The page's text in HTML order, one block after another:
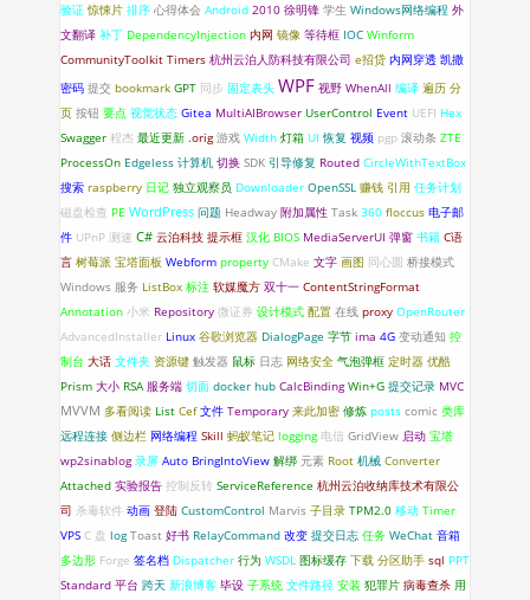
验证 惊悚片 排序 心得体会 Android 2010 徐明锋 学生 Windows网络编程 外
文翻译 补丁 DependencyInjection 内网 镜像 等待框 IOC Winform
CommunityToolkit Timers 杭州云泊人防科技有限公司 e招贷 内网穿透 凯撒
密码 提交 bookmark GPT 同步 固定表头 WPF 视野 WhenAll 编译 遍历 分
页 按钮 要点 视觉状态 Gitea MultiAIBrowser UserControl Event UEFI Hex
Swagger 程杰 最近更新 .orig 游戏 Width 灯箱 UI 恢复 视频 pgp 滚动条 ZTE
ProcessOn Edgeless 计算机 切换 SDK 引导修复 Routed CircleWithTextBox
搜索 raspberry 日记 独立观察员 Downloader OpenSSL 赚钱 引用 任务计划
磁盘检查 PE WordPress 问题 Headway 附加属性 Task 360 floccus 电子邮
件 UPnP 测速 C# 云泊科技 提示框 汉化 BIOS MediaServerUI 弹窗 书籍 C语
言 树莓派 宝塔面板 Webform property CMake 文字 画图 同心圆 桥接模式
Windows 服务 ListBox 标注 软媒魔方 双十一 ContentStringFormat
Annotation 小米 Repository 微证券 设计模式 配置 在线 proxy OpenRouter
AdvancedInstaller Linux 谷歌浏览器 DialogPage 字节 ima 4G 变动通知 控
制台 大话 文件夹 资源键 触发器 鼠标 日志 网络安全 气泡弹框 定时器 优酷
Prism 大小 RSA 服务端 切面 docker hub CalcBinding Win+G 提交记录 MVC
MVVM 多看阅读 List Cef 文件 Temporary 来此加密 修炼 posts comic 类库
远程连接 侧边栏 网络编程 Skill 蚂蚁笔记 logging 电信 GridView 启动 宝塔
wp2sinablog 录屏 Auto BringIntoView 解绑 元素 Root 机械 Converter
Attached 实验报告 控制反转 ServiceReference 杭州云泊收纳库技术有限公
司 杀毒软件 动画 登陆 CustomControl Marvis 子目录 TPM2.0 移动 Timer
VPS C 盘 log Toast 好书 RelayCommand 改变 提交日志 任务 WeChat 音箱
多边形 Forge 签名档 Dispatcher 行为 WSDL 图标缓存 下载 分区助手 sql PPT
Standard 平台 跨天 新浪博客 毕设 子系统 文件路径 安装 犯罪片 病毒查杀 用